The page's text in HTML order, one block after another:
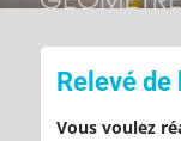
Relevé
Vous voulez